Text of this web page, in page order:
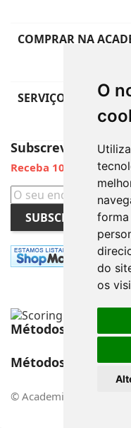
O
do
os
COMPRAR NA
SERVIÇO DE APOIO
Subscreva a
Receba 10% de
SUBSCREVER
Métodos de
Métodos de Envio
© Academia do Sono -